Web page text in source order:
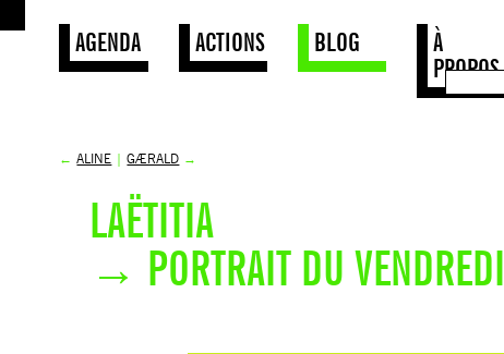
AGENDA ACTIONS BLOG
À
PROPOS
←ALINE |GÆRALD →
LAËTITIA
→ PORTRAIT DU VENDREDI